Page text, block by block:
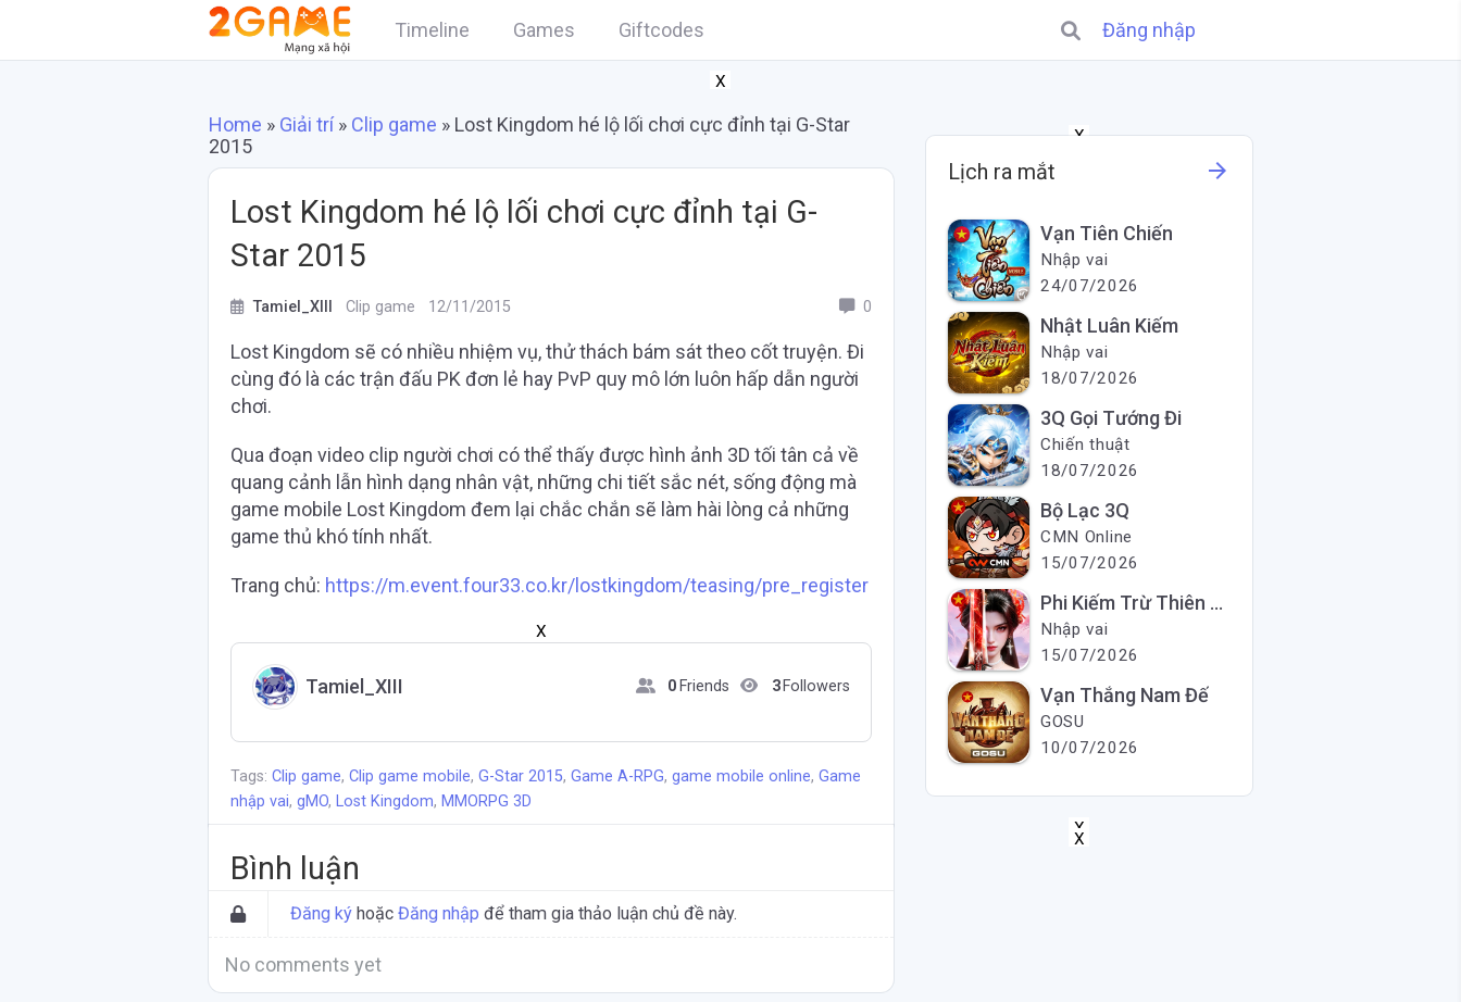
Timeline Games Giftcodes Đăng nhập
X
X
Lịch ra mắt arrow_forward
Vạn Tiên Chiến
Nhập vai
24/07/2026
Nhật Luân Kiếm
Nhập vai
18/07/2026
3Q Gọi Tướng Đi
Chiến thuật
18/07/2026
Bộ Lạc 3Q
CMN Online
15/07/2026
Phi Kiếm Trừ Thiên Ma
Nhập vai
15/07/2026
Vạn Thắng Nam Đế
GOSU
10/07/2026
X
X
Home » Giải trí» Clip game » Lost Kingdom hé lộ lối chơi cực đỉnh tại G-Star
2015
Lost Kingdom hé lộ lối chơi cực đỉnh tại G-
Star 2015
Tamiel_XIII Clip game 12/11/2015 0
Lost Kingdom sẽ có nhiều nhiệm vụ, thử thách bám sát theo cốt truyện. Đi
cùng đó là các trận đấu PK đơn lẻ hay PvP quy mô lớn luôn hấp dẫn người
chơi.
Qua đoạn video clip người chơi có thể thấy được hình ảnh 3D tối tân cả về
quang cảnh lẫn hình dạng nhân vật, những chi tiết sắc nét, sống động mà
game mobile Lost Kingdom đem lại chắc chắn sẽ làm hài lòng cả những
game thủ khó tính nhất.
Trang chủ: https://m.event.four33.co.kr/lostkingdom/teasing/pre_register
X
Tamiel_XIII 0 Friends 3 Followers
Tags: Clip game, Clip game mobile, G-Star 2015, Game A-RPG, game mobile online, Game
nhập vai, gMO, Lost Kingdom, MMORPG 3D
Bình luận
Đăng ký hoặc Đăng nhập để tham gia thảo luận chủ đề này.
No comments yet